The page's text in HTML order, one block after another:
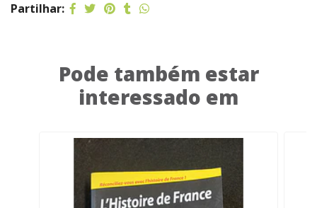
Partilhar:
Pode também estar
interessado em